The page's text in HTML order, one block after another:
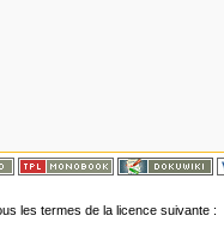
les termes de la licence suivante :